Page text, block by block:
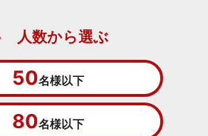
人数から選ぶ
50名様以下
80名様以下